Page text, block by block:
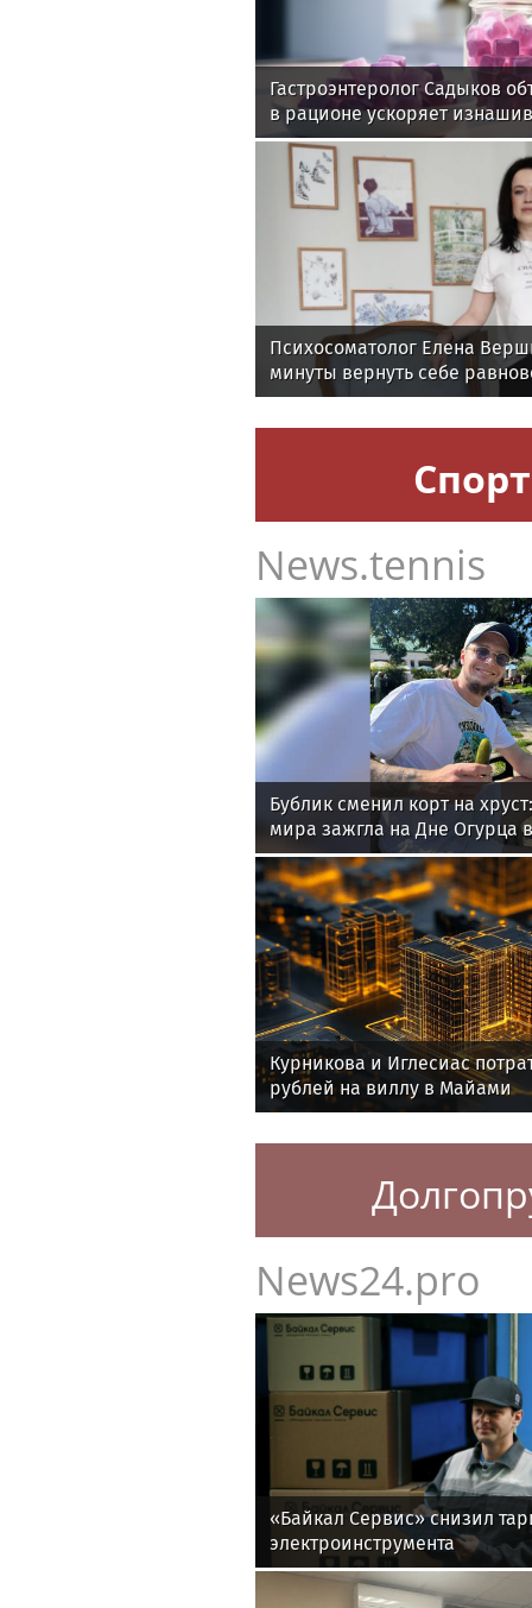
Гастроэнтеролог Садыков
в рационе ускоряет
Психосоматолог Елена
минуты вернуть себе
Спорт
News.tennis
Бублик сменил корт на
мира зажгла на Дне Огурца
Курникова и Иглесиас
рублей на виллу в Майами
News24.pro
«Байкал Сервис» снизил
электроинструмента